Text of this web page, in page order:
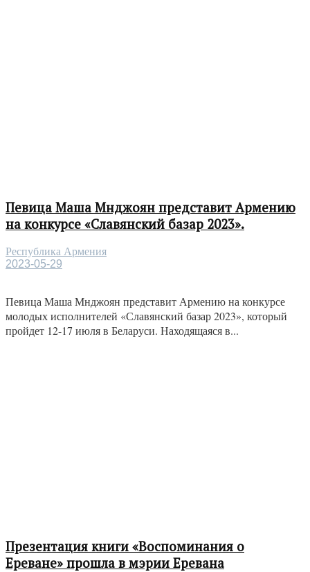
Певица Маша Мнджоян представит Армению
на конкурсе «Славянский базар 2023».
Республика Армения
2023-05-29
Певица Маша Мнджоян представит Армению на конкурсе
молодых исполнителей «Славянский базар 2023», который
пройдет 12-17 июля в Беларуси. Находящаяся в...
Презентация книги «Воспоминания о
Ереване» прошла в мэрии Еревана